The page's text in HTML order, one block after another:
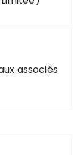
associés